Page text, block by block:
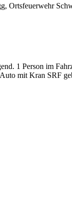
Ortsfeuerwehr
1 Person im
mit Kran SRF